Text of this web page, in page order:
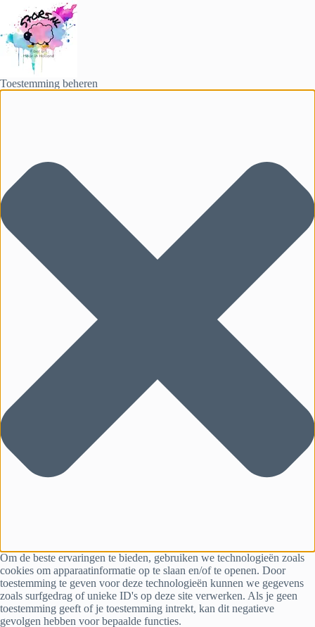
Toestemming beheren
Om de beste ervaringen te bieden, gebruiken we technologieën zoals
cookies om apparaatinformatie op te slaan en/of te openen. Door
toestemming te geven voor deze technologieën kunnen we gegevens
zoals surfgedrag of unieke ID's op deze site verwerken. Als je geen
toestemming geeft of je toestemming intrekt, kan dit negatieve
gevolgen hebben voor bepaalde functies.